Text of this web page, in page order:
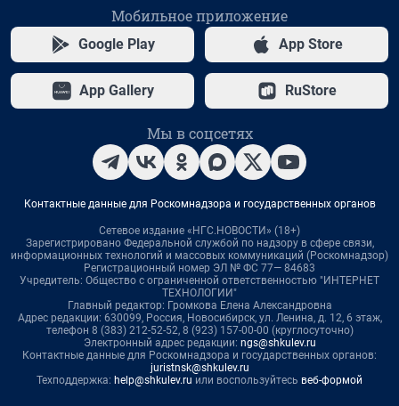
Мобильное приложение
Google Play App Store
App Gallery RuStore
Мы в соцсетях
Контактные данные для Роскомнадзора и государственных органов
Сетевое издание «НГС.НОВОСТИ» (18+)
Зарегистрировано Федеральной службой по надзору в сфере связи,
информационных технологий и массовых коммуникаций (Роскомнадзор)
Регистрационный номер ЭЛ № ФС 77— 84683
Учредитель: Общество с ограниченной ответственностью "ИНТЕРНЕТ
ТЕХНОЛОГИИ"
Главный редактор: Громкова Елена Александровна
Адрес редакции: 630099, Россия, Новосибирск, ул. Ленина, д. 12, 6 этаж,
телефон 8 (383) 212-52-52, 8 (923) 157-00-00 (круглосуточно)
Электронный адрес редакции: ngs@shkulev.ru
Контактные данные для Роскомнадзора и государственных органов:
juristnsk@shkulev.ru
Техподдержка: help@shkulev.ru или воспользуйтесь веб-формой